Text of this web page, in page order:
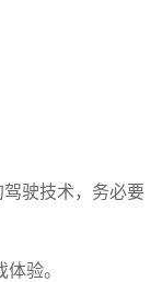
驶技术，务必要
验。